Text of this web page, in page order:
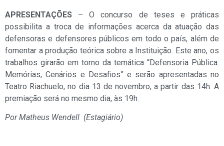
APRESENTAÇÕES – O concurso de teses e práticas
possibilita a troca de informações acerca da atuação das
defensoras e defensores públicos em todo o país, além de
fomentar a produção teórica sobre a Instituição. Este ano, os
trabalhos girarão em torno da temática “Defensoria Pública:
Memórias, Cenários e Desafios” e serão apresentadas no
Teatro Riachuelo, no dia 13 de novembro, a partir das 14h. A
premiação será no mesmo dia, às 19h.
Por Matheus Wendell (Estagiário)